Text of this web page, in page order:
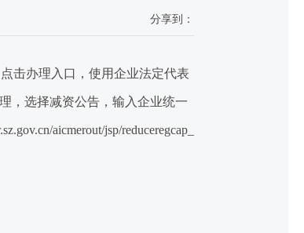
分享到：
击办理入口，使用企业法定代表
，选择减资公告，输入企业统一
aicmerout/jsp/reduceregcap_